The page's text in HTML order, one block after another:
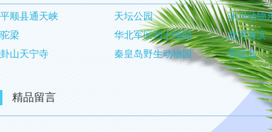
平顺县通天峡 天坛公园
冰川动物
驼梁
华北军区烈士陵园
龙湾海滨
卦山天宁寺
秦皇岛野生动物园 菩提岛
精品留言